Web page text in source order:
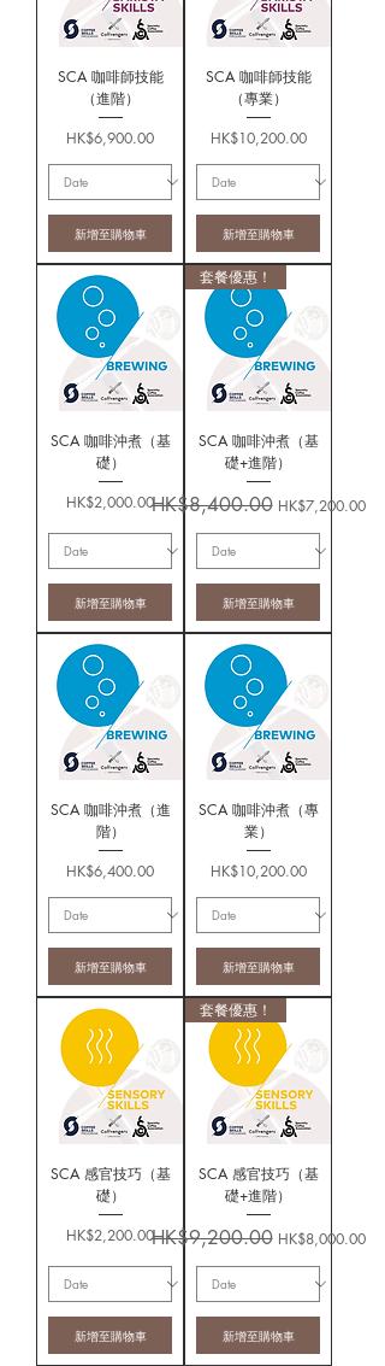
SCA 咖啡師技能
（進階）
價格
HK$6,900.00
新增至購物車
SCA 咖啡師技能
（專業）
價格
HK$10,200.00
新增至購物車
SCA 咖啡沖煮（基
礎）
價格
HK$2,000.00
新增至購物車
套餐優惠！
SCA 咖啡沖煮（基
礎+進階）
一般價格
HK$8,400.00 促銷價格
HK$7,200.00
新增至購物車
SCA 咖啡沖煮（進
階）
價格
HK$6,400.00
新增至購物車
SCA 咖啡沖煮（專
業）
價格
HK$10,200.00
新增至購物車
SCA 感官技巧（基
礎）
價格
HK$2,200.00
新增至購物車
套餐優惠！
SCA 感官技巧（基
礎+進階）
一般價格
HK$9,200.00 促銷價格
HK$8,000.00
新增至購物車